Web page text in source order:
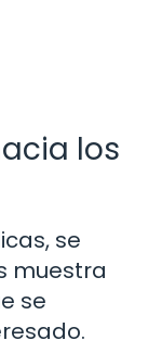
los
se
muestra
se